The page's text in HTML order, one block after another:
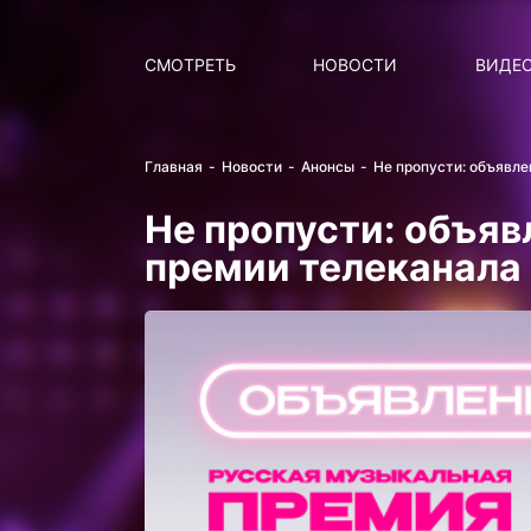
СМОТРЕТЬ НОВОСТИ
Главная Новости Анонсы Не пропусти:
Не пропусти:
премии телеканала